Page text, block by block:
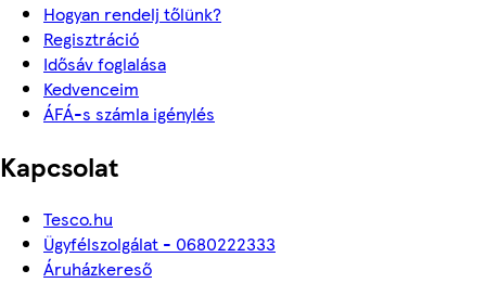
Hogyan rendelj tőlünk?
Regisztráció
Idősáv foglalása
Kedvenceim
ÁFÁ-s számla igénylés
Kapcsolat
Tesco.hu
Ügyfélszolgálat - 0680222333
Áruházkereső